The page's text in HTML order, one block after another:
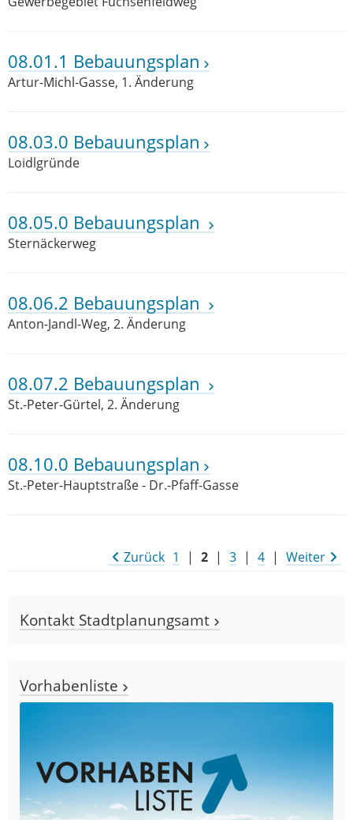
08.01.1 Bebauungsplan
Artur-Michl-Gasse, 1. Änderung
08.03.0 Bebauungsplan
Loidlgründe
08.05.0 Bebauungsplan
Sternäckerweg
08.06.2 Bebauungsplan
Anton-Jandl-Weg, 2. Änderung
08.07.2 Bebauungsplan
St.-Peter-Gürtel, 2. Änderung
08.10.0 Bebauungsplan
St.-Peter-Hauptstraße - Dr.-Pfaff-Gasse
Zurück 1 | 2 | 3 | 4 | Weiter
Kontakt Stadtplanungsamt
Vorhabenliste